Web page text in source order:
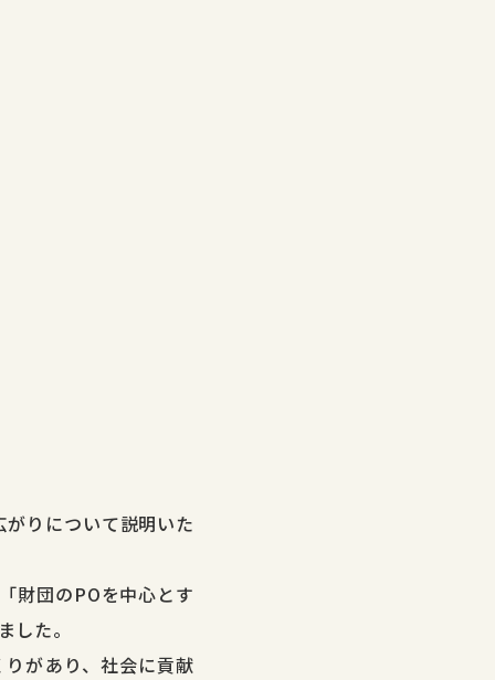
りについて説明いた
財団のPOを中心とす
た。
があり、社会に貢献